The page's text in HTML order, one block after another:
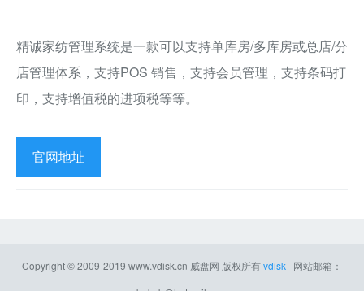
精诚家纺管理系统是一款可以支持单库房/多库房或总店/分
店管理体系，支持POS 销售，支持会员管理，支持条码打
印，支持增值税的进项税等等。
官网地址
Copyright © 2009-2019 www.vdisk.cn 威盘网 版权所有vdisk 网站邮箱：